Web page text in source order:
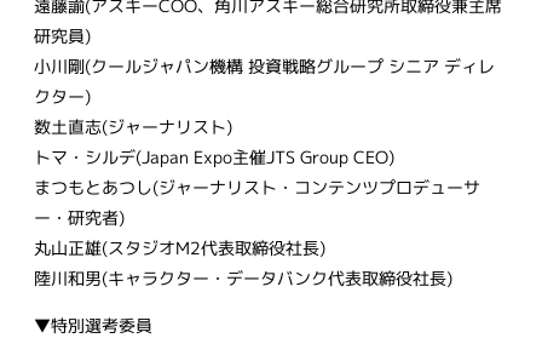
遠藤諭(アスキーCOO、角川アスキー総合研究所取締役兼主席
研究員)
小川剛(クールジャパン機構 投資戦略グループ シニア ディレ
クター)
数土直志(ジャーナリスト)
トマ・シルデ(Japan Expo主催JTS Group CEO)
まつもとあつし(ジャーナリスト・コンテンツプロデューサ
ー・研究者)
丸山正雄(スタジオM2代表取締役社長)
陸川和男(キャラクター・データバンク代表取締役社長)
▼特別選考委員